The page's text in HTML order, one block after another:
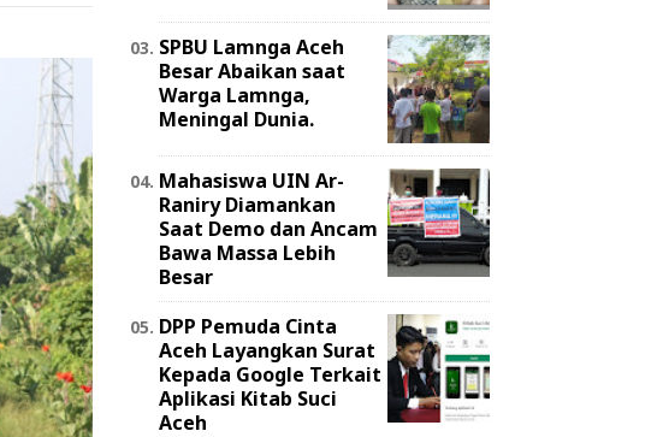
SPBU Lamnga Aceh
Besar Abaikan saat
Warga Lamnga,
Meningal Dunia.
Mahasiswa UIN Ar-
Raniry Diamankan
Saat Demo dan Ancam
Bawa Massa Lebih
Besar
DPP Pemuda Cinta
Aceh Layangkan Surat
Kepada Google Terkait
Aplikasi Kitab Suci
Aceh